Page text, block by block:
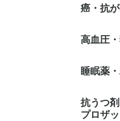
癌・抗
高血圧
睡眠薬
抗うつ
プロザ